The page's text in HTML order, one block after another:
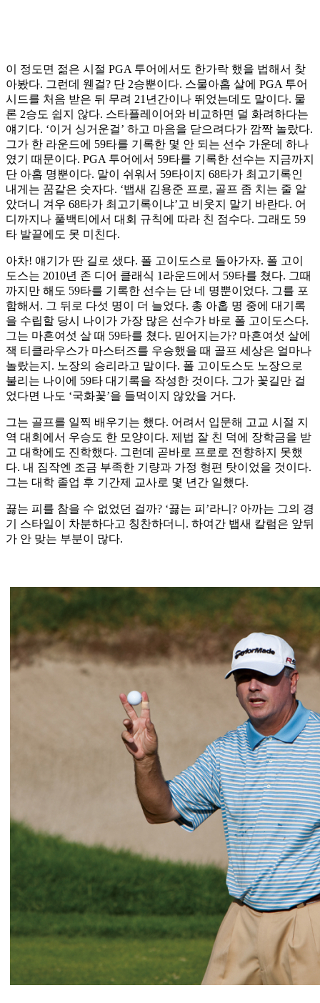
이 정도면 젊은 시절 PGA 투어에서도 한가락 했을 법해서 찾
아봤다. 그런데 웬걸? 단 2승뿐이다. 스물아홉 살에 PGA 투어
시드를 처음 받은 뒤 무려 21년간이나 뛰었는데도 말이다. 물
론 2승도 쉽지 않다. 스타플레이어와 비교하면 덜 화려하다는
얘기다. ‘이거 싱거운걸’ 하고 마음을 닫으려다가 깜짝 놀랐다.
그가 한 라운드에 59타를 기록한 몇 안 되는 선수 가운데 하나
였기 때문이다. PGA 투어에서 59타를 기록한 선수는 지금까지
단 아홉 명뿐이다. 말이 쉬워서 59타이지 68타가 최고기록인
내게는 꿈같은 숫자다. ‘뱁새 김용준 프로, 골프 좀 치는 줄 알
았더니 겨우 68타가 최고기록이냐’고 비웃지 말기 바란다. 어
디까지나 풀백티에서 대회 규칙에 따라 친 점수다. 그래도 59
타 발끝에도 못 미친다.
아차! 얘기가 딴 길로 샜다. 폴 고이도스로 돌아가자. 폴 고이
도스는 2010년 존 디어 클래식 1라운드에서 59타를 쳤다. 그때
까지만 해도 59타를 기록한 선수는 단 네 명뿐이었다. 그를 포
함해서. 그 뒤로 다섯 명이 더 늘었다. 총 아홉 명 중에 대기록
을 수립할 당시 나이가 가장 많은 선수가 바로 폴 고이도스다.
그는 마흔여섯 살 때 59타를 쳤다. 믿어지는가? 마흔여섯 살에
잭 티클라우스가 마스터즈를 우승했을 때 골프 세상은 얼마나
놀랐는지. 노장의 승리라고 말이다. 폴 고이도스도 노장으로
불리는 나이에 59타 대기록을 작성한 것이다. 그가 꽃길만 걸
었다면 나도 ‘국화꽃’을 들먹이지 않았을 거다.
그는 골프를 일찍 배우기는 했다. 어려서 입문해 고교 시절 지
역 대회에서 우승도 한 모양이다. 제법 잘 친 덕에 장학금을 받
고 대학에도 진학했다. 그런데 곧바로 프로로 전향하지 못했
다. 내 짐작엔 조금 부족한 기량과 가정 형편 탓이었을 것이다.
그는 대학 졸업 후 기간제 교사로 몇 년간 일했다.
끓는 피를 참을 수 없었던 걸까? ‘끓는 피’라니? 아까는 그의 경
기 스타일이 차분하다고 칭찬하더니. 하여간 뱁새 칼럼은 앞뒤
가 안 맞는 부분이 많다.